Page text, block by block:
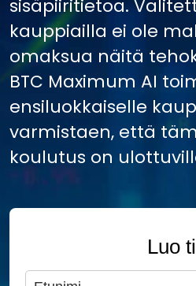
sisäpiiritietoa.
kauppiailla ei ole
omaksua näitä
BTC Maximum AI
ensiluokkaiselle
varmistaen, että
koulutus on